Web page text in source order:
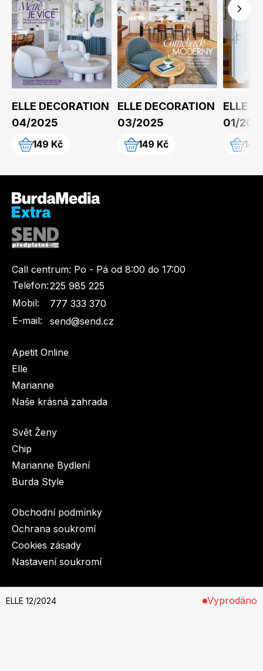
ELLE 12/2024 Vyprodáno
ELLE DECORATION
04/2025
149 Kč
ELLE DECORATION
03/2025
149 Kč
ELLE
01/
149
Call centrum: Po - Pá od 8:00 do 17:00
Telefon:225 985 225
Mobil:
777 333 370
E-mail:
send@send.cz
Apetit Online
Elle
Marianne
Naše krásná zahrada
Svět Ženy
Chip
Marianne Bydlení
Burda Style
Obchodní podmínky
Ochrana soukromí
Cookies zásady
Nastavení soukromí